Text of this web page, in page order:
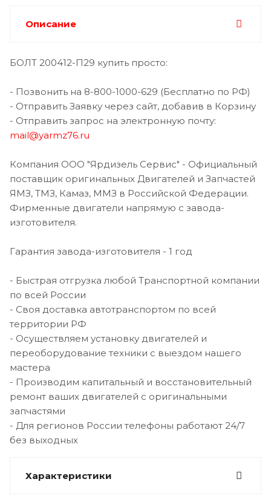
Описание
БОЛТ 200412-П29 купить просто:
- Позвонить на 8-800-1000-629 (Бесплатно по РФ)
- Отправить Заявку через сайт, добавив в Корзину
- Отправить запрос на электронную почту:
mail@yarmz76.ru
Компания ООО "Ярдизель Сервис" - Официальный
поставщик оригинальных Двигателей и Запчастей
ЯМЗ, ТМЗ, Камаз, ММЗ в Российской Федерации.
Фирменные двигатели напрямую с завода-
изготовителя.
Гарантия завода-изготовителя - 1 год
- Быстрая отгрузка любой Транспортной компании
по всей России
- Своя доставка автотранспортом по всей
территории РФ
- Осуществляем установку двигателей и
переоборудование техники с выездом нашего
мастера
- Производим капитальный и восстановительный
ремонт ваших двигателей с оригинальными
запчастями
- Для регионов России телефоны работают 24/7
без выходных
Характеристики